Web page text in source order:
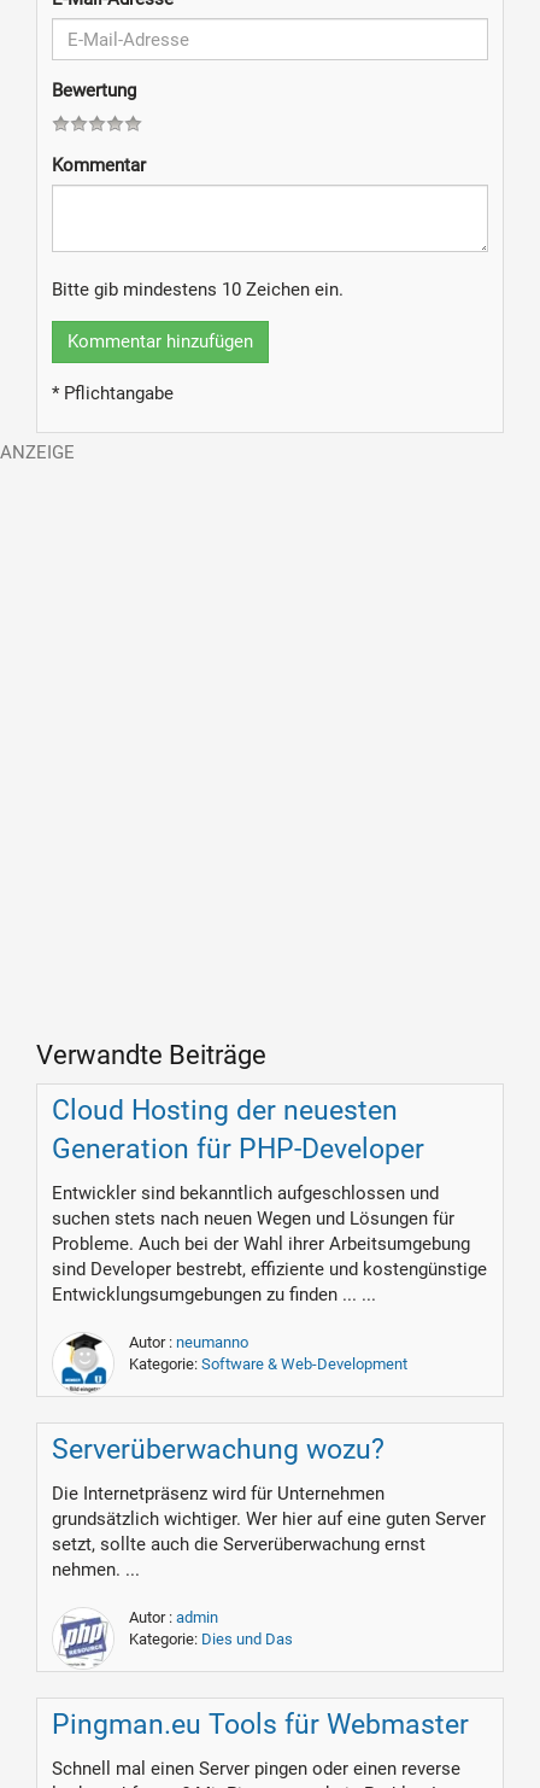
Bewertung
Kommentar
Bitte gib mindestens 10 Zeichen ein.
Kommentar hinzufügen
* Pflichtangabe
Verwandte Beiträge
Cloud Hosting der neuesten
Generation für PHP-Developer
Entwickler sind bekanntlich aufgeschlossen und
suchen stets nach neuen Wegen und Lösungen für
Probleme. Auch bei der Wahl ihrer Arbeitsumgebung
sind Developer bestrebt, effiziente und kostengünstige
Entwicklungsumgebungen zu finden ... ...
Autor : neumanno
Kategorie: Software & Web-Development
Serverüberwachung wozu?
Die Internetpräsenz wird für Unternehmen
grundsätzlich wichtiger. Wer hier auf eine guten Server
setzt, sollte auch die Serverüberwachung ernst
nehmen. ...
Autor : admin
Kategorie: Dies und Das
Pingman.eu Tools für Webmaster
Schnell mal einen Server pingen oder einen reverse